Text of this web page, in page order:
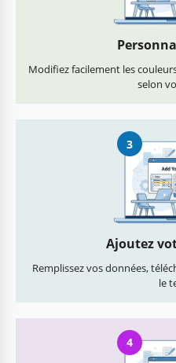
Modifiez facilement les
selon
3
Ajoutez
Remplissez vos données,
le
4